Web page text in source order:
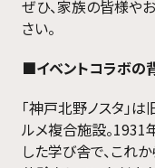
ぜひ、家族の皆様や
さい。
■イベントコラボの
「神戸北野ノスタ」
ルメ複合施設。
した学び舎で、これ